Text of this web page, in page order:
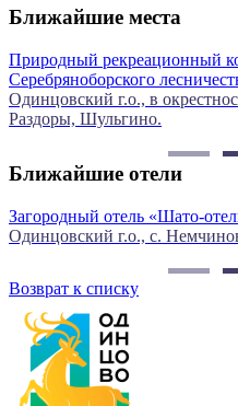
Ближайшие места
Природный рекреационный
Серебряноборского
Одинцовский г.о., в
Раздоры, Шульгино.
Ближайшие отели
Загородный отель «Шато-
Одинцовский г.о., с.
Возврат к списку